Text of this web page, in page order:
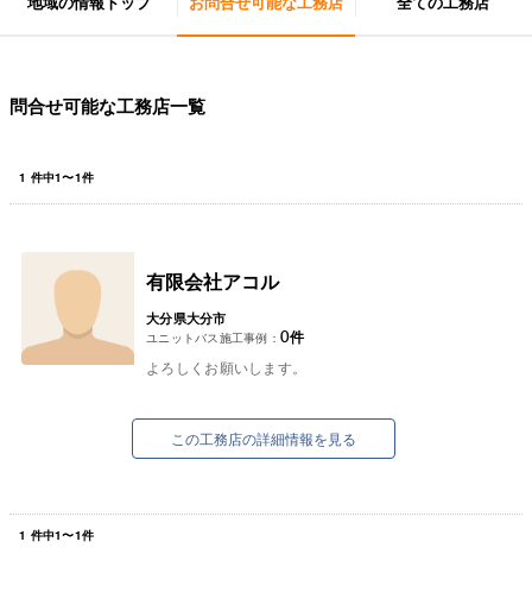
問合せ可能な工務店一覧
1 件中1〜1件
有限会社アコル
大分県大分市
ユニットバス施工事例： 0件
よろしくお願いします。
この工務店の詳細情報を見る
1 件中1〜1件